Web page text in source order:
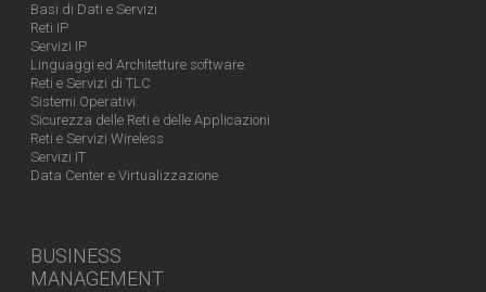
Basi di Dati e Servizi
Reti IP
Servizi IP
Linguaggi ed Architetture software
Reti e Servizi di TLC
Sistemi Operativi
Sicurezza delle Reti e delle Applicazioni
Reti e Servizi Wireless
Servizi IT
Data Center e Virtualizzazione
BUSINESS
MANAGEMENT